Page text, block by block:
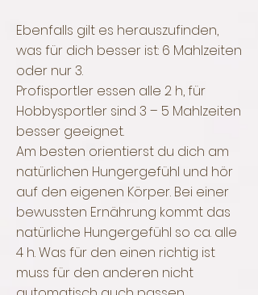
Ebenfalls gilt es herauszufinden,
was für dich besser ist: 6 Mahlzeiten
oder nur 3.
Profisportler essen alle 2 h, für
Hobbysportler sind 3 – 5 Mahlzeiten
besser geeignet.
Am besten orientierst du dich am
natürlichen Hungergefühl und hör
auf den eigenen Körper. Bei einer
bewussten Ernährung kommt das
natürliche Hungergefühl so ca. alle
4 h. Was für den einen richtig ist
muss für den anderen nicht